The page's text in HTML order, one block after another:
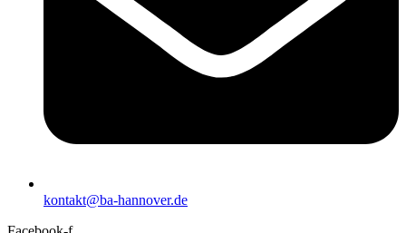
kontakt@ba-hannover.de